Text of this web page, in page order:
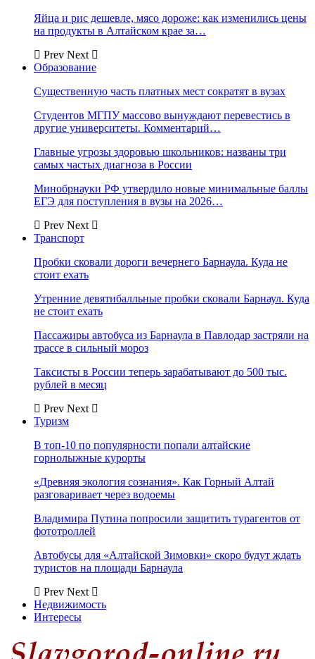
Яйца и рис дешевле, мясо дороже: как изменились цены
на продукты в Алтайском крае за…
Prev Next
Образование
Существенную часть платных мест сократят в вузах
Студентов МГПУ массово вынуждают перевестись в
другие университеты. Комментарий…
Главные угрозы здоровью школьников: названы три
самых частых диагноза в России
Минобрнауки РФ утвердило новые минимальные баллы
ЕГЭ для поступления в вузы на 2026…
Prev Next
Транспорт
Пробки сковали дороги вечернего Барнаула. Куда не
стоит ехать
Утренние девятибалльные пробки сковали Барнаул. Куда
не стоит ехать
Пассажиры автобуса из Барнаула в Павлодар застряли на
трассе в сильный мороз
Таксисты в России теперь зарабатывают до 500 тыс.
рублей в месяц
Prev Next
Туризм
В топ-10 по популярности попали алтайские
горнолыжные курорты
«Древняя экология сознания». Как Горный Алтай
разговаривает через водоемы
Владимира Путина попросили защитить турагентов от
фототроллей
Автобусы для «Алтайской Зимовки» скоро будут ждать
туристов на площади Барнаула
Prev Next
Недвижимость
Интересы